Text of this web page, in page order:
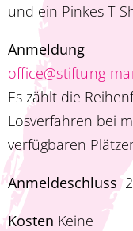
und ein Pinkes T-
Anmeldung
office@stiftung-
Es zählt die
Losverfahren bei
verfügbaren
Anmeldeschluss
Kosten Keine